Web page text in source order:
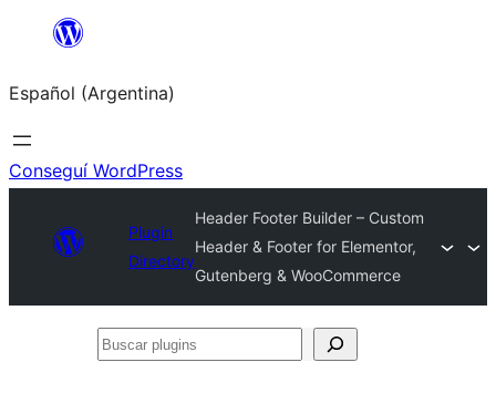
Saltar
contenido
Español (Argentina)
Conseguí WordPress
Plugin
Directory
Header Footer Builder – Custom
Header & Footer for Elementor,
Gutenberg & WooCommerce
Buscar